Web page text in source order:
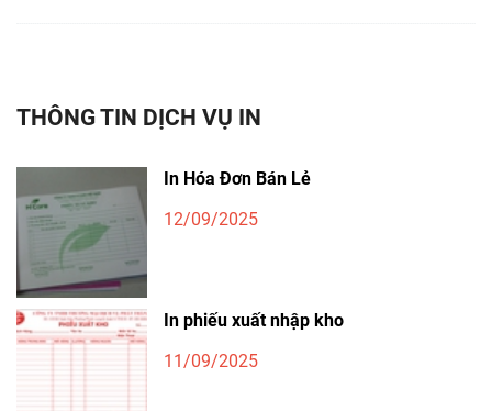
THÔNG TIN DỊCH VỤ IN
In Hóa Đơn Bán Lẻ
12/09/2025
In phiếu xuất nhập kho
11/09/2025